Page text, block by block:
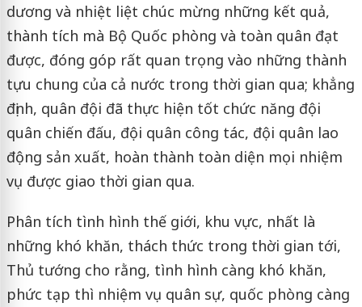
dương và nhiệt liệt chúc mừng những kết quả,
thành tích mà Bộ Quốc phòng và toàn quân đạt
được, đóng góp rất quan trọng vào những thành
tựu chung của cả nước trong thời gian qua; khẳng
định, quân đội đã thực hiện tốt chức năng đội
quân chiến đấu, đội quân công tác, đội quân lao
động sản xuất, hoàn thành toàn diện mọi nhiệm
vụ được giao thời gian qua.
Phân tích tình hình thế giới, khu vực, nhất là
những khó khăn, thách thức trong thời gian tới,
Thủ tướng cho rằng, tình hình càng khó khăn,
phức tạp thì nhiệm vụ quân sự, quốc phòng càng